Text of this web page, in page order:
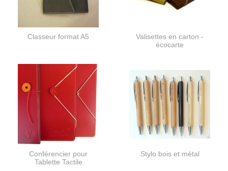
Classeur format A5
Valisettes en carton -
écocarte
Conférencier pour
Tablette Tactile
Stylo bois et métal